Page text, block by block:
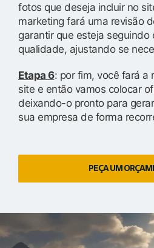
fotos que deseja incluir no
marketing fará uma revisão
garantir que esteja seguindo
qualidade, ajustando se
Etapa 6: por fim, você fará a
site e então vamos colocar
deixando-o pronto para
sua empresa de forma
PEÇA UM